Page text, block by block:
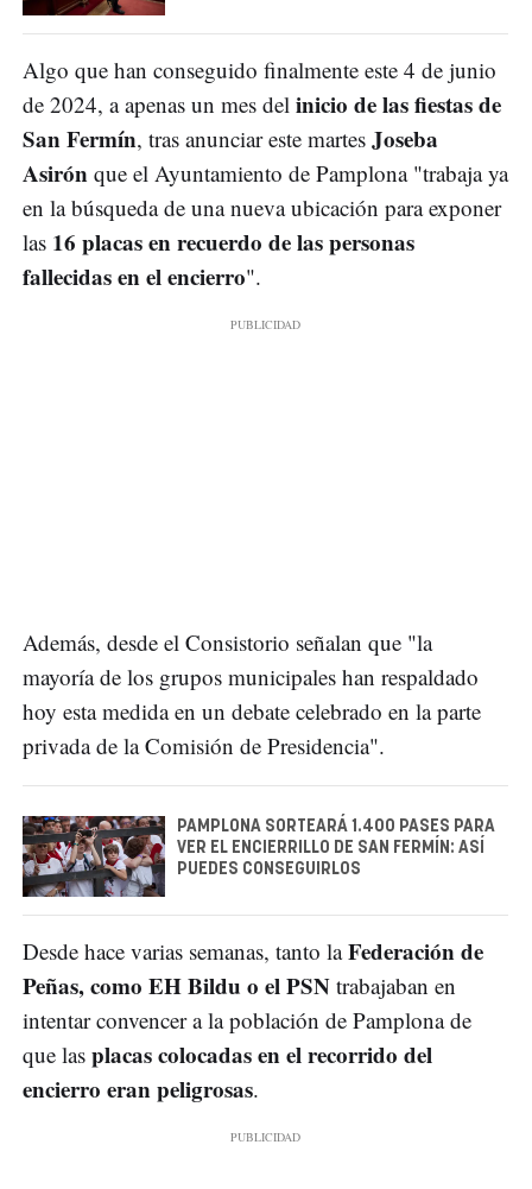
Algo que han conseguido finalmente este 4 de junio
de 2024, a apenas un mes del inicio de las fiestas de
San Fermín, tras anunciar este martes Joseba
Asirón que el Ayuntamiento de Pamplona "trabaja ya
en la búsqueda de una nueva ubicación para exponer
las 16 placas en recuerdo de las personas
fallecidas en el encierro".
Además, desde el Consistorio señalan que "la
mayoría de los grupos municipales han respaldado
hoy esta medida en un debate celebrado en la parte
privada de la Comisión de Presidencia".
PAMPLONA SORTEARÁ 1.400 PASES PARA
VER EL ENCIERRILLO DE SAN FERMÍN: ASÍ
PUEDES CONSEGUIRLOS
Desde hace varias semanas, tanto laFederación de
Peñas, como EH Bildu o el PSN trabajaban en
intentar convencer a la población de Pamplona de
que las placas colocadas en el recorrido del
encierro eran peligrosas.